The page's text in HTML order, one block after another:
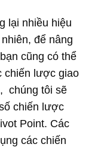
lại nhiều hiệu
để nâng
cũng có thể
chiến lược giao
chúng tôi sẽ
chiến lược
Point. Các
các chiến